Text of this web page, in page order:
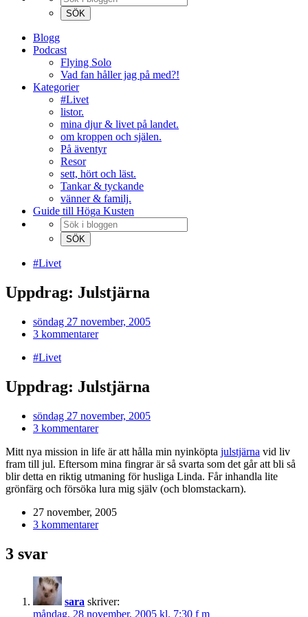
Blogg
Podcast
Flying Solo
Vad fan håller jag på med?!
Kategorier
#Livet
listor.
mina djur & livet på landet.
om kroppen och själen.
På äventyr
Resor
sett, hört och läst.
Tankar & tyckande
vänner & familj.
Guide till Höga Kusten
#Livet
Uppdrag: Julstjärna
söndag 27 november, 2005
3 kommentarer
#Livet
Uppdrag: Julstjärna
söndag 27 november, 2005
3 kommentarer
Mitt nya mission in life är att hålla min nyinköpta julstjärna vid liv
fram till jul. Eftersom mina fingrar är så svarta som det går att bli så
blir detta en riktig utmaning för husliga Linda. Får inhandla lite
grönfärg och försöka lura mig själv (och blomstackarn).
27 november, 2005
3 kommentarer
3 svar
sara skriver:
måndag, 28 november, 2005 kl. 7:30 f m